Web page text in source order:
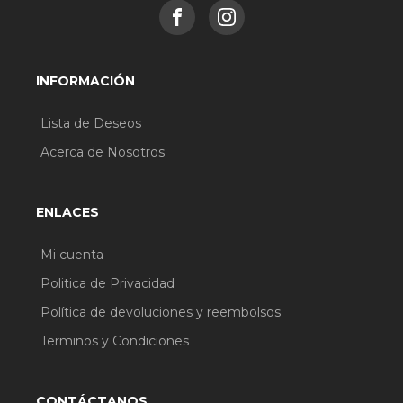
INFORMACIÓN
Lista de Deseos
Acerca de Nosotros
ENLACES
Mi cuenta
Politica de Privacidad
Política de devoluciones y reembolsos
Terminos y Condiciones